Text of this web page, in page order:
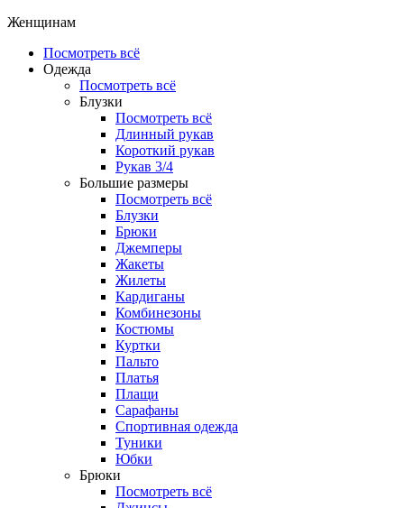
Женщинам
Посмотреть всё
Одежда
Посмотреть всё
Блузки
Посмотреть всё
Длинный рукав
Короткий рукав
Рукав 3/4
Большие размеры
Посмотреть всё
Блузки
Брюки
Джемперы
Жакеты
Жилеты
Кардиганы
Комбинезоны
Костюмы
Куртки
Пальто
Платья
Плащи
Сарафаны
Спортивная одежда
Туники
Юбки
Брюки
Посмотреть всё